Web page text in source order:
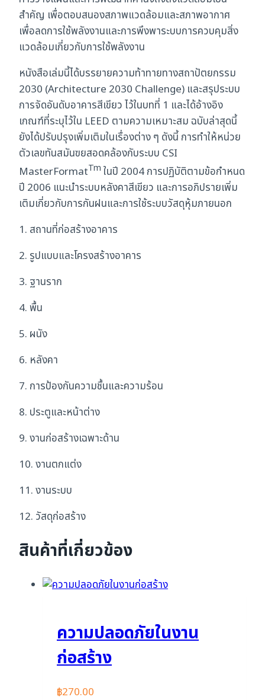
สำคัญ เพื่อตอบสนองสภาพแวดล้อมและสภาพอากาศ
เพื่อลดการใช้พลังงานและการพึงพาระบบการควบคุมสิ่ง
แวดล้อมเกี่ยวกับการใช้พลังงาน
หนังสือเล่มนี้ได้บรรยายความท้าทายทางสถาปัตยกรรม
2030 (Architecture 2030 Challenge) และสรุประบบ
การจัดอันดับอาคารสีเขียว ไว้ในบทที่ 1 และได้อ้างอิง
เกณฑ์ที่ระบุไว้ใน LEED ตามความเหมาะสม ฉบับล่าสุดนี้
ยังได้ปรับปรุงเพิ่มเติมในเรื่องต่าง ๆ ดังนี้ การทำให้หน่วย
ตัวเลขทันสมันฃยสอดคล้องกับระบบ CSI
MasterFormatTm ในปี 2004 การปฏิบัติตามข้อกำหนด
ปี 2006 แนะนำระบบหลังคาสีเขียว และการอภิปรายเพิ่ม
เติมเกี่ยวกับการกันฝนและการใช้ระบบวัสดุหุ้มภายนอก
1. สถานที่ก่อสร้างอาคาร
2. รูปแบบและโครงสร้างอาคาร
3. ฐานราก
4. พื้น
5. ผนัง
6. หลังคา
7. การป้องกันความชื้นและความร้อน
8. ประตูและหน้าต่าง
9. งานก่อสร้างเฉพาะด้าน
10. งานตกแต่ง
11. งานระบบ
12. วัสดุก่อสร้าง
สินค้าที่เกี่ยวข้อง
ความปลอดภัยในงาน
ก่อสร้าง
฿270.00